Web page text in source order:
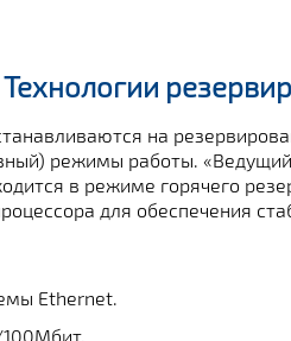
Технологии
на
режимы работы.
в режиме горячего
для обеспечения
Ethernet.
100Мбит.